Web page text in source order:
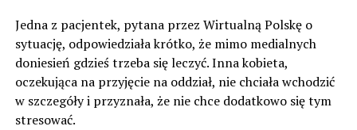
Jedna z pacjentek, pytana przez Wirtualną Polskę o
sytuację, odpowiedziała krótko, że mimo medialnych
doniesień gdzieś trzeba się leczyć. Inna kobieta,
oczekująca na przyjęcie na oddział, nie chciała wchodzić
w szczegóły i przyznała, że nie chce dodatkowo się tym
stresować.